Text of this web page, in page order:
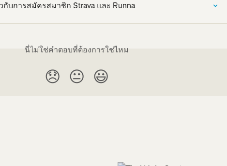
บการสมัครสมาชิก Strava และ Runna
นี่ไม่ใช่คำตอบที่ต้องการใช่ไหม
😞 😐 😃